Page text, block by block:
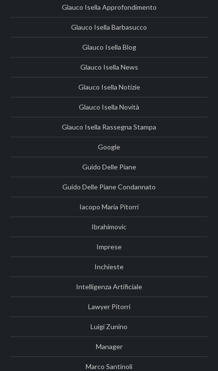
Glauco Isella Approfondimento
Glauco Isella Barbasucco
Glauco Isella Blog
Glauco Isella News
Glauco Isella Notizie
Glauco Isella Novità
Glauco Isella Rassegna Stampa
Google
Guido Delle Piane
Guido Delle Piane Condannato
Iacopo Maria Pitorri
Ibrahimovic
Imprese
Inchieste
Intelligenza Artificiale
Lawyer Pitorri
Luigi Zunino
Manager
Marco Santinoli